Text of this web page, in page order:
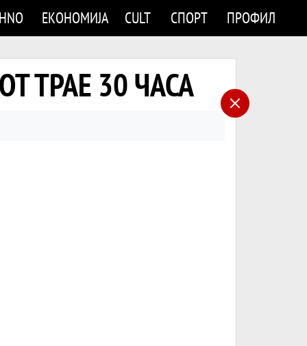
ЕКОНОМИЈА CULT СПОРТ ПРОФИЛ
ТРАЕ 30 ЧАСА